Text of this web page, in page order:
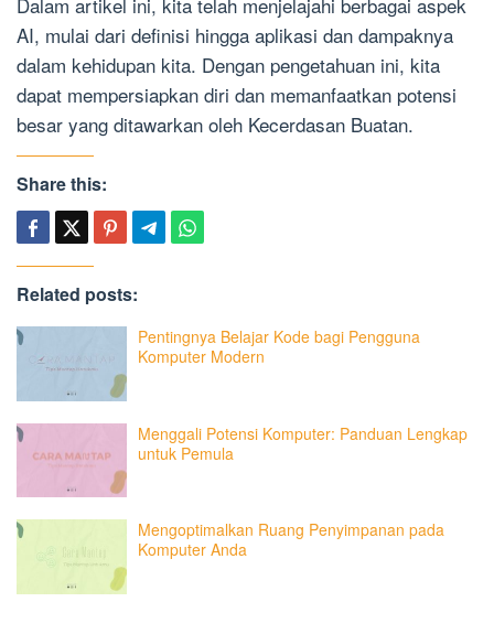
AI, mulai dari definisi hingga aplikasi dan dampaknya
dalam kehidupan kita. Dengan pengetahuan ini, kita
dapat mempersiapkan diri dan memanfaatkan potensi
besar yang ditawarkan oleh Kecerdasan Buatan.
Share this:
Related posts:
Pentingnya Belajar Kode bagi Pengguna
Komputer Modern
Menggali Potensi Komputer: Panduan Lengkap
untuk Pemula
Mengoptimalkan Ruang Penyimpanan pada
Komputer Anda